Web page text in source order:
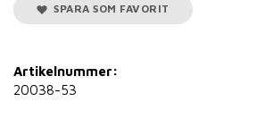
SPARA SOM FAVORIT
Artikelnummer:
20038-53